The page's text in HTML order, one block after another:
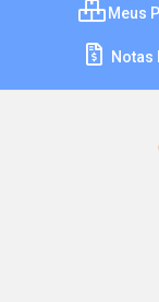
Meus
Notas